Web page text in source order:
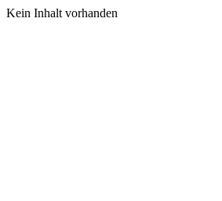
Kein Inhalt vorhanden